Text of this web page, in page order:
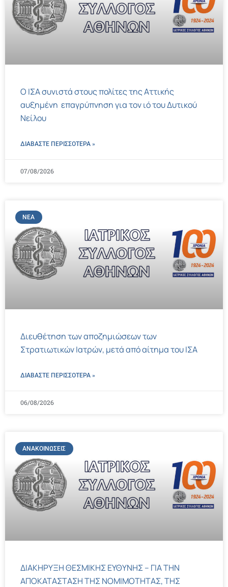
Ο ΙΣΑ συνιστά στους πολίτες της Αττικής
αυξημένη επαγρύπνηση για τον ιό του Δυτικού
Νείλου
ΔΙΑΒΑΣΤΕ ΠΕΡΙΣΣΌΤΕΡΑ »
07/08/2026
ΝΈΑ
Διευθέτηση των αποζημιώσεων των
Στρατιωτικών Ιατρών, μετά από αίτημα του ΙΣΑ
ΔΙΑΒΑΣΤΕ ΠΕΡΙΣΣΌΤΕΡΑ »
06/08/2026
ΑΝΑΚΟΙΝΏΣΕΙΣ
ΔΙΑΚΗΡΥΞΗ ΘΕΣΜΙΚΗΣ ΕΥΘΥΝΗΣ – ΓΙΑ ΤΗΝ
ΑΠΟΚΑΤΑΣΤΑΣΗ ΤΗΣ ΝΟΜΙΜΟΤΗΤΑΣ, ΤΗΣ